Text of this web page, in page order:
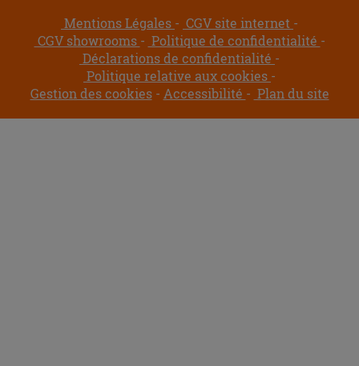
Mentions Légales
CGV site internet
CGV showrooms
Politique de confidentialité
Déclarations de confidentialité
Politique relative aux cookies
Gestion des cookies
Accessibilité Plan du site